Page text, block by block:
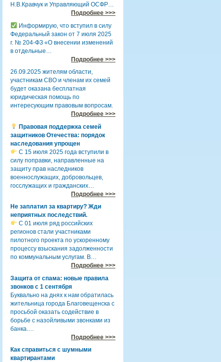
Н.В.Кравчук и Управляющий ОСФР…
Подробнее >>>
Информирую, что вступил в силу
Федеральный закон от 7 июля 2025
г. № 204-ФЗ «О внесении изменений
в отдельные…
Подробнее >>>
26.09.2025 жителям области,
участникам СВО и членам их семей
будет оказана бесплатная
юридическая помощь по
интересующим правовым вопросам.
Подробнее >>>
Правовая поддержка семей
защитников Отечества: порядок
наследования упрощен
С 15 июля 2025 года вступили в
силу поправки, направленные на
защиту прав наследников
военнослужащих, добровольцев,
госслужащих и гражданских…
Подробнее >>>
Не заплатил за квартиру? Жди
неприятных последствий.
С 01 июля ряд российских
регионов стали участниками
пилотного проекта по ускоренному
процессу взыскания задолженности
по коммунальным услугам. В…
Подробнее >>>
Защита от спама: новые правила
звонков с 1 сентября
Буквально на днях к нам обратилась
жительница города Благовещенска с
просьбой оказать содействие в
борьбе с назойливыми звонками из
банка.…
Подробнее >>>
Как справиться с шумными
квартирантами